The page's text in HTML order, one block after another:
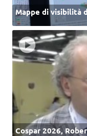
Mappe di visibilità
Cospar 2026,